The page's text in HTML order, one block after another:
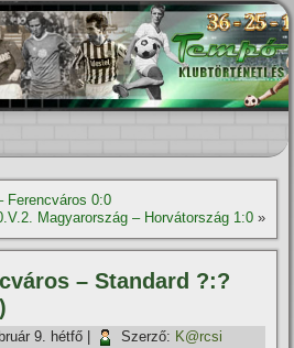
Ferencváros 0:0
Magyarország – Horvátország 1:0»
– Standard ?:?
9. hétfő Szerző: K@rcsi